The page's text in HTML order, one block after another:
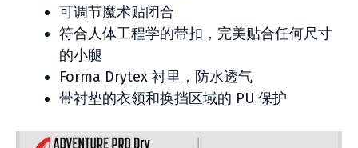
可调节魔术贴闭合
符合人体工程学的带扣，完美贴合任何尺寸
的小腿
Forma Drytex 衬里，防水透气
带衬垫的衣领和换挡区域的 PU 保护